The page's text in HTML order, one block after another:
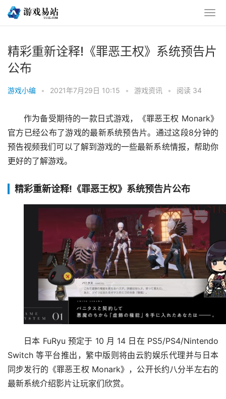
精彩重新诠释!《罪恶王权》系统预告片
公布
游戏小编 • 2021年7月29日 10:15 • 游戏资讯 • 阅读 34
作为备受期待的一款日式游戏，《罪恶王权 Monark》
官方已经公布了游戏的最新系统预告片。通过这段8分钟的
预告视频我们可以了解到游戏的一些最新系统情报，帮助你
更好的了解游戏。
精彩重新诠释!《罪恶王权》系统预告片公布
日本 FuRyu 预定于 10 月 14 日在 PS5/PS4/Nintendo
Switch 等平台推出，繁中版则将由云豹娱乐代理并与日本
同步发行的《罪恶王权 Monark》，公开长约八分半左右的
最新系统介绍影片让玩家们欣赏。